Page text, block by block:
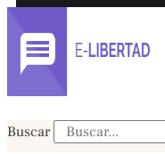
Buscar